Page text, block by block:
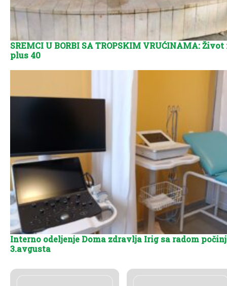
SREMCI U BORBI SA TROPSKIM VRUĆINAMA: Život
plus 40
Interno odeljenje Doma zdravlja Irig sa radom
3.avgusta